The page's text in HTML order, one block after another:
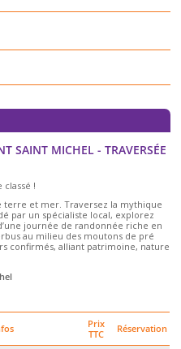
SAINT MICHEL - TRAVERSÉE
!
et mer. Traversez la mythique
par un spécialiste local, explorez
journée de randonnée riche en
au milieu des moutons de pré
confirmés, alliant patrimoine, nature
Prix
TTC
Réservation